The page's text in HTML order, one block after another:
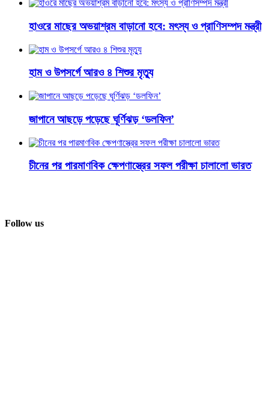
হাওরে মাছের অভয়াশ্রম বাড়ানো হবে: মৎস্য ও প্রাণিসম্পদ মন্ত্রী
হাম ও উপসর্গে আরও ৪ শিশুর মৃত্যু
জাপানে আছড়ে পড়েছে ঘূর্ণিঝড় ‘ডলফিন’
চীনের পর পারমাণবিক ক্ষেপণাস্ত্রের সফল পরীক্ষা চালালো ভারত
Follow us